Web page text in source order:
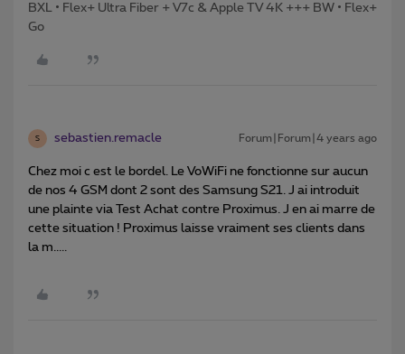
BXL • Flex+ Ultra Fiber + V7c & Apple TV 4K +++ BW • Flex+
Go
S sebastien.remacle Forum|Forum|4 years ago
Chez moi c est le bordel. Le VoWiFi ne fonctionne sur aucun
de nos 4 GSM dont 2 sont des Samsung S21. J ai introduit
une plainte via Test Achat contre Proximus. J en ai marre de
cette situation ! Proximus laisse vraiment ses clients dans
la m.....